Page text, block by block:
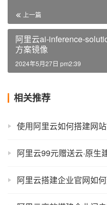
上一篇
阿里云ai-inference-
方案镜像
2024年5月27日 pm2:39
相关推荐
使用阿里云如何搭建网
阿里云99元赠送云·原生